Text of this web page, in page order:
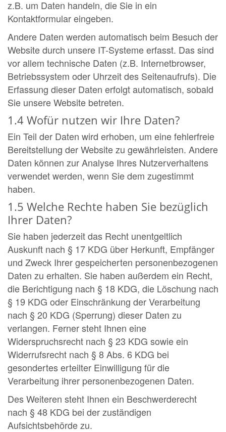
z.B. um Daten handeln, die Sie in ein
Kontaktformular eingeben.
Andere Daten werden automatisch beim Besuch der
Website durch unsere IT-Systeme erfasst. Das sind
vor allem technische Daten (z.B. Internetbrowser,
Betriebssystem oder Uhrzeit des Seitenaufrufs). Die
Erfassung dieser Daten erfolgt automatisch, sobald
Sie unsere Website betreten.
1.4 Wofür nutzen wir Ihre Daten?
Ein Teil der Daten wird erhoben, um eine fehlerfreie
Bereitstellung der Website zu gewährleisten. Andere
Daten können zur Analyse Ihres Nutzerverhaltens
verwendet werden, wenn Sie dem zugestimmt
haben.
1.5 Welche Rechte haben Sie bezüglich
Ihrer Daten?
Sie haben jederzeit das Recht unentgeltlich
Auskunft nach § 17 KDG über Herkunft, Empfänger
und Zweck Ihrer gespeicherten personenbezogenen
Daten zu erhalten. Sie haben außerdem ein Recht,
die Berichtigung nach § 18 KDG, die Löschung nach
§ 19 KDG oder Einschränkung der Verarbeitung
nach § 20 KDG (Sperrung) dieser Daten zu
verlangen. Ferner steht Ihnen eine
Widerspruchsrecht nach § 23 KDG sowie ein
Widerrufsrecht nach § 8 Abs. 6 KDG bei
gesondertes erteilter Einwilligung für die
Verarbeitung ihrer personenbezogenen Daten.
Des Weiteren steht Ihnen ein Beschwerderecht
nach § 48 KDG bei der zuständigen
Aufsichtsbehörde zu.